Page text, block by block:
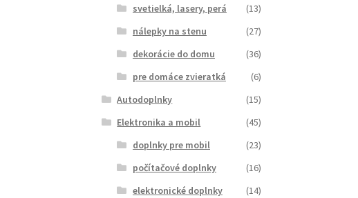
svetielká, lasery, perá
(13)
nálepky na stenu
(27)
dekorácie do domu
(36)
pre domáce zvieratká
(6)
Autodoplnky
(15)
Elektronika a mobil
(45)
doplnky pre mobil
(23)
počítačové doplnky
(16)
elektronické doplnky
(14)